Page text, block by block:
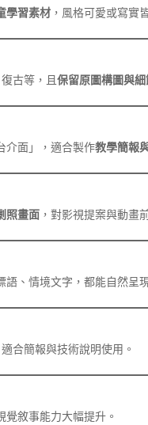
學習素材 ，風格可愛或寫實
古等，且保留原圖構圖與
介面」，適合製作教學簡報
照畫面 ，對影視提案與動畫
語、情境文字，都能自然呈
合簡報與技術說明使用。
覺敘事能力大幅提升。